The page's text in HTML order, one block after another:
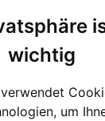
wichtig
um